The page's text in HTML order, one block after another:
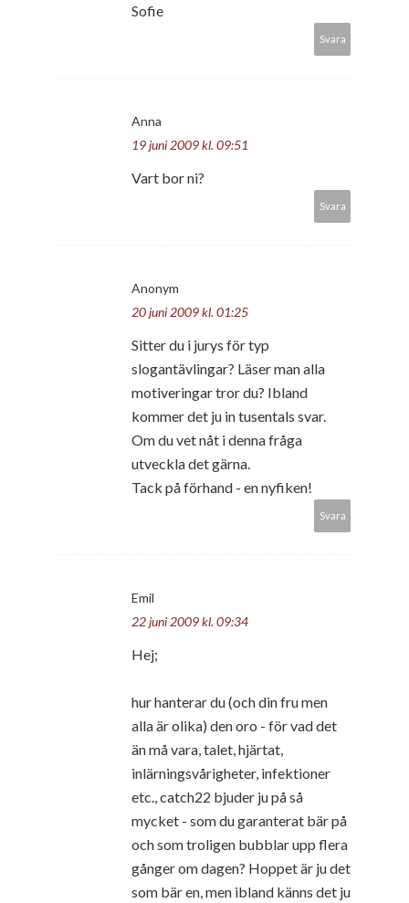
Sofie
Svara
Anna
19 juni 2009 kl. 09:51
Vart bor ni?
Svara
Anonym
20 juni 2009 kl. 01:25
Sitter du i jurys för typ
slogantävlingar? Läser man alla
motiveringar tror du? Ibland
kommer det ju in tusentals svar.
Om du vet nåt i denna fråga
utveckla det gärna.
Tack på förhand - en nyfiken!
Svara
Emil
22 juni 2009 kl. 09:34
Hej;
hur hanterar du (och din fru men
alla är olika) den oro - för vad det
än må vara, talet, hjärtat,
inlärningsvårigheter, infektioner
etc., catch22 bjuder ju på så
mycket - som du garanterat bär på
och som troligen bubblar upp flera
gånger om dagen? Hoppet är ju det
som bär en, men ibland känns det ju